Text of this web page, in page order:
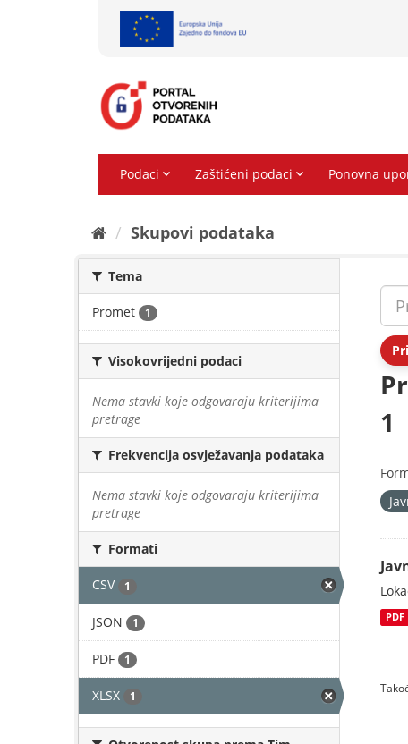
Skupovi podаtаkа
Tema
Promet 1
Visokovrijedni podaci
Nema stavki koje odgovaraju kriterijima
pretrage
Frekvencija osvježavanja podataka
Nema stavki koje odgovaraju kriterijima
pretrage
Formati
CSV 1
JSON 1
PDF 1
XLSX 1
1
PDF